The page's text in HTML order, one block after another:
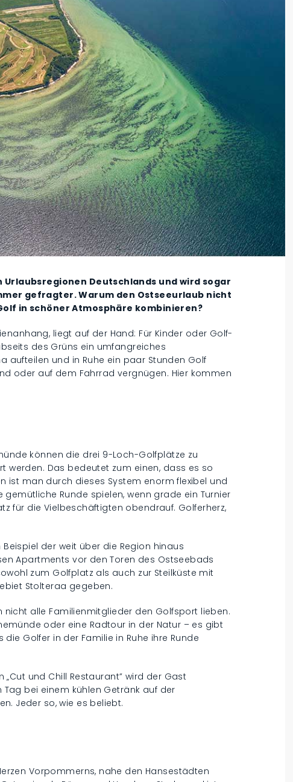
Deutschlands und wird sogar
gefragter. Warum den Ostseeurlaub nicht
in schöner Atmosphäre kombinieren?
liegt auf der Hand: Für Kinder oder Golf-
des Grüns ein umfangreiches
aufteilen und in Ruhe ein paar Stunden Golf
oder auf dem Fahrrad vergnügen. Hier kommen
können die drei 9-Loch-Golfplätze zu
werden. Das bedeutet zum einen, dass es so
ist man durch dieses System enorm flexibel und
Runde spielen, wenn grade ein Turnier
für die Vielbeschäftigten obendrauf. Golferherz,
der weit über die Region hinaus
Apartments vor den Toren des Ostseebads
zum Golfplatz als auch zur Steilküste mit
Stolteraa gegeben.
nicht alle Familienmitglieder den Golfsport lieben.
oder eine Radtour in der Natur – es gibt
Golfer in der Familie in Ruhe ihre Runde
und Chill Restaurant” wird der Gast
bei einem kühlen Getränk auf der
Jeder so, wie es beliebt.
Vorpommerns, nahe den Hansestädten